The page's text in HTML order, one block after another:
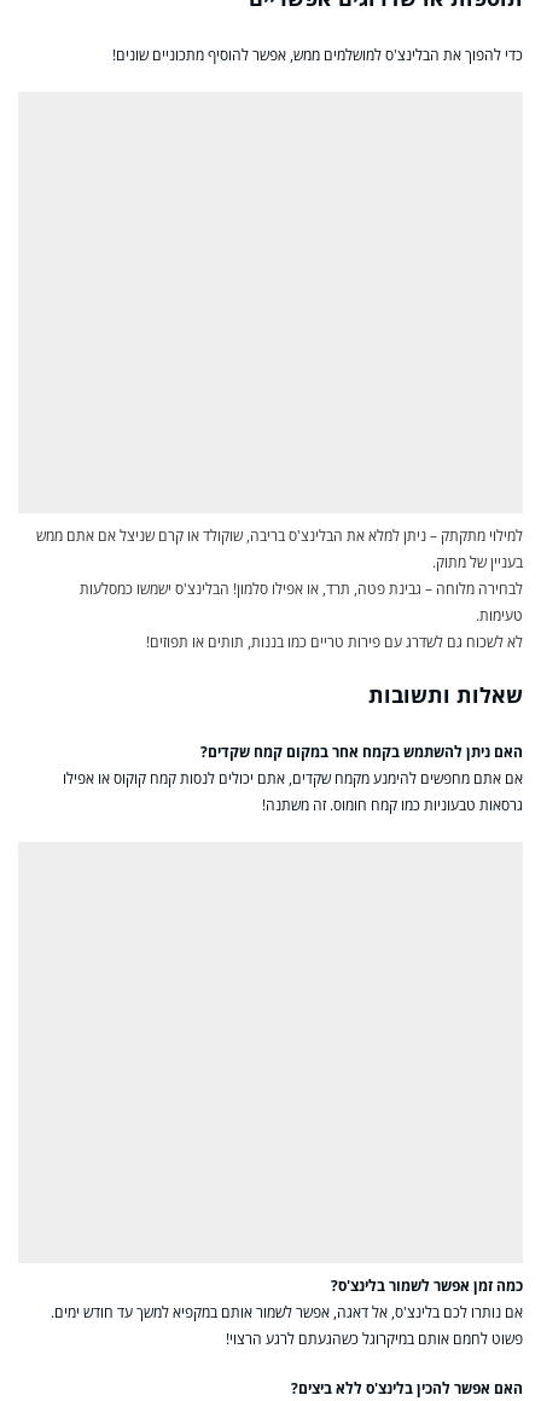
כדי להפוך את הבלינצ'ס למושלמים ממש, אפשר להוסיף מתכוניים שונים!
למילוי מתקתק – ניתן למלא את הבלינצ'ס בריבה, שוקולד או קרם שניצל אם אתם ממש
בעניין של מתוק.
לבחירה מלוחה – גבינת פטה, תרד, או אפילו סלמון! הבלינצ'ס ישמשו כמסלעות
טעימות.
לא לשכוח גם לשדרג עם פירות טריים כמו בננות, תותים או תפוזים!
שאלות ותשובות
האם ניתן להשתמש בקמח אחר במקום קמח שקדים?
אם אתם מחפשים להימנע מקמח שקדים, אתם יכולים לנסות קמח קוקוס או אפילו
גרסאות טבעוניות כמו קמח חומוס. זה משתנה!
כמה זמן אפשר לשמור בלינצ'ס?
אם נותרו לכם בלינצ'ס, אל דאגה, אפשר לשמור אותם במקפיא למשך עד חודש ימים.
פשוט לחמם אותם במיקרוגל כשהגעתם לרגע הרצוי!
האם אפשר להכין בלינצ'ס ללא ביצים?